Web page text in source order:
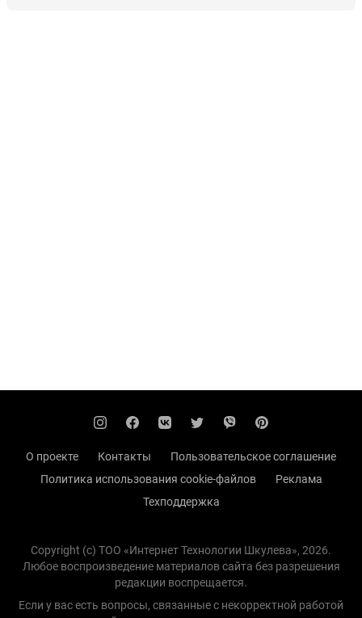
О проекте Контакты
Пользовательское соглашение
Политика использования cookie-файлов
Реклама
Техподдержка
Copyright (с) TOO «Интернет Технологии Шкулева», 2026.
Любое воспроизведение материалов сайта без разрешения
редакции воспрещается.
Если у вас есть вопросы, связанные с некорректной работой